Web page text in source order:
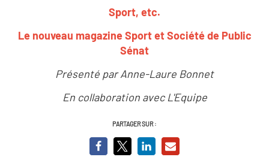
Sport, etc.
Le nouveau magazine Sport et Société de Public
Sénat
Présenté par Anne-Laure Bonnet
En collaboration avec L'Equipe
PARTAGER SUR :